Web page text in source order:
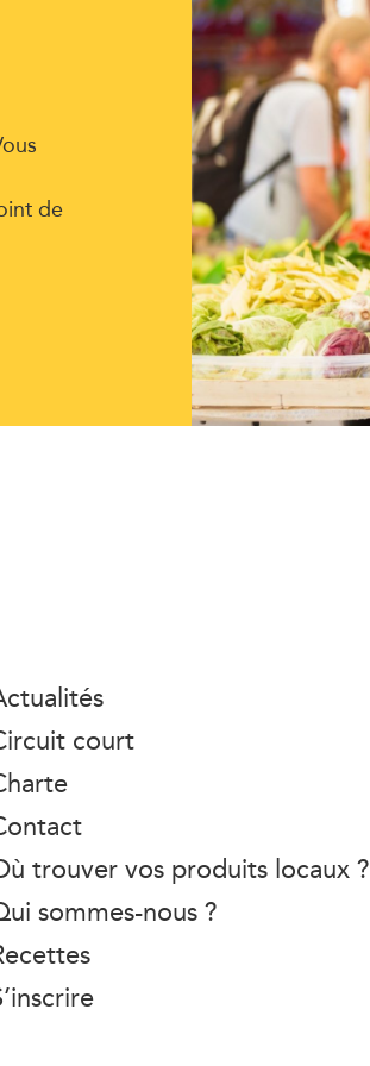
de
court
trouver vos produits locaux ?
sommes-nous ?